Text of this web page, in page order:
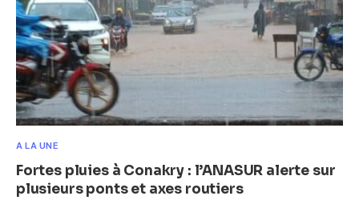
A LA UNE
Fortes pluies à Conakry : l’ANASUR alerte sur
plusieurs ponts et axes routiers